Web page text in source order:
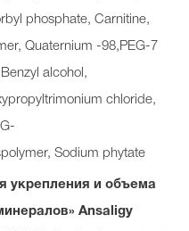
phosphate, Carnitine,
Quaternium -98,PEG-7
alcohol,
chloride,
Sodium phytate
укрепления и объема
Ansaligy